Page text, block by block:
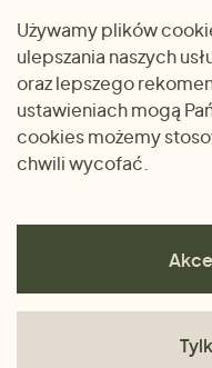
Prezenty
Dlaczego warto
u nas
METODY PŁATNOŚCI
Używamy plików
ulepszania naszych
oraz lepszego
ustawieniach mogą
cookies możemy
chwili wycofać.